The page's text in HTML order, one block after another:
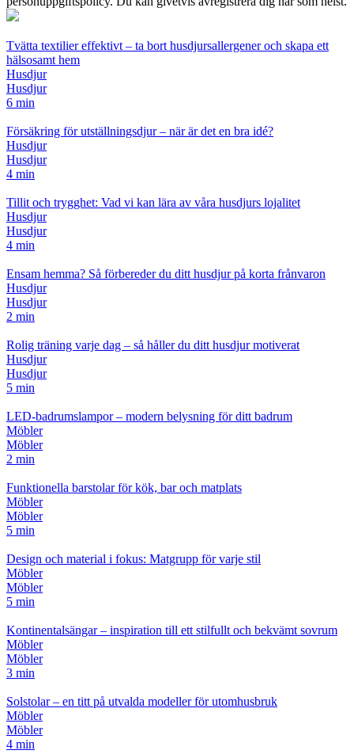
Tvätta textilier effektivt – ta bort husdjursallergener och skapa ett
hälsosamt hem
Husdjur
Husdjur
6 min
Försäkring för utställningsdjur – när är det en bra idé?
Husdjur
Husdjur
4 min
Tillit och trygghet: Vad vi kan lära av våra husdjurs lojalitet
Husdjur
Husdjur
4 min
Ensam hemma? Så förbereder du ditt husdjur på korta frånvaron
Husdjur
Husdjur
2 min
Rolig träning varje dag – så håller du ditt husdjur motiverat
Husdjur
Husdjur
5 min
LED-badrumslampor – modern belysning för ditt badrum
Möbler
Möbler
2 min
Funktionella barstolar för kök, bar och matplats
Möbler
Möbler
5 min
Design och material i fokus: Matgrupp för varje stil
Möbler
Möbler
5 min
Kontinentalsängar – inspiration till ett stilfullt och bekvämt sovrum
Möbler
Möbler
3 min
Solstolar – en titt på utvalda modeller för utomhusbruk
Möbler
Möbler
4 min